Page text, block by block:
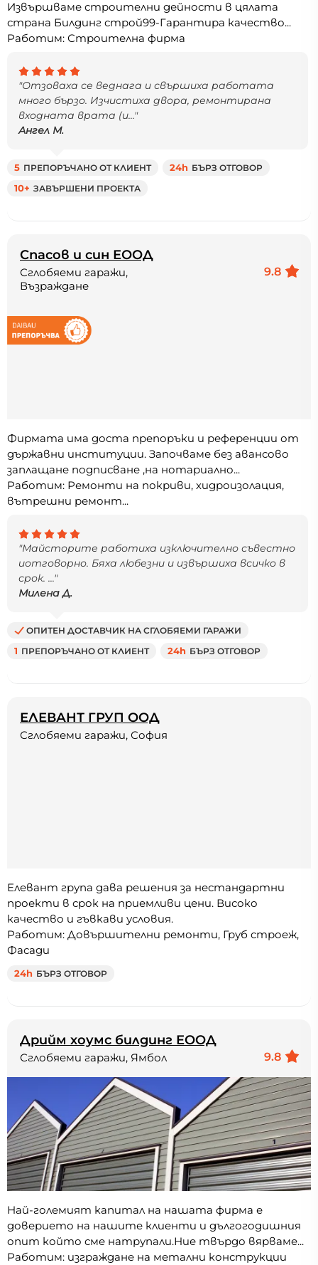
Извършваме строителни дейности в цялата
страна Билдинг строй99-Гарантира качество...
Работим: Строителна фирма
"Отзоваха се веднага и свършиха работата
много бързо. Изчистиха двора, ремонтирана
входната врата (и..."
Ангел М.
5 ПРЕПОРЪЧАНО ОТ КЛИЕНТ 24h БЪРЗ ОТГОВОР
10+ ЗАВЪРШЕНИ ПРОЕКТА
Спасов и син ЕООД
9.8
Сглобяеми гаражи,
Възраждане
Фирмата има доста препоръки и референции от
държавни институции. Започваме без авансово
заплащане подписване ,на нотариално...
Работим: Ремонти на покриви, хидроизолация,
вътрешни ремонт...
"Майсторите работиха изключително съвестно
иотговорно. Бяха любезни и извършиха всичко в
срок. ..."
Милена Д.
ОПИТЕН ДОСТАВЧИК НА СГЛОБЯЕМИ ГАРАЖИ
1 ПРЕПОРЪЧАНО ОТ КЛИЕНТ 24h БЪРЗ ОТГОВОР
ЕЛЕВАНТ ГРУП ООД
Сглобяеми гаражи, София
Елевант група дава решения за нестандартни
проекти в срок на приемливи цени. Високо
качество и гъвкави условия.
Работим: Довършителни ремонти, Груб строеж,
Фасади
24h БЪРЗ ОТГОВОР
Дрийм хоумс билдинг ЕООД
9.8
Сглобяеми гаражи, Ямбол
Най-големият капитал на нашата фирма е
доверието на нашите клиенти и дългогодишния
опит който сме натрупали.Ние твърдо вярваме...
Работим: изграждане на метални конструкции